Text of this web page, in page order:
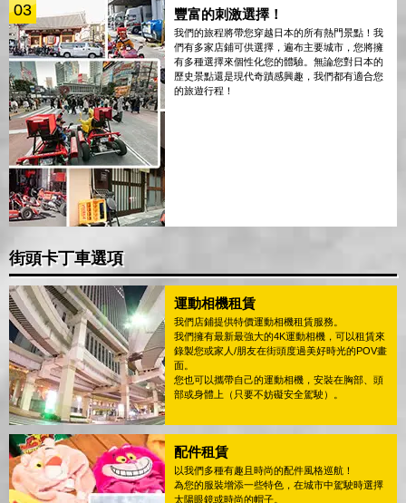
03 豐富的刺激選擇！
我們的旅程將帶您穿越日本的所有熱門景點！我
們有多家店鋪可供選擇，遍布主要城市，您將擁
有多種選擇來個性化您的體驗。無論您對日本的
歷史景點還是現代奇蹟感興趣，我們都有適合您
的旅遊行程！
街頭卡丁車選項
運動相機租賃
我們店鋪提供特價運動相機租賃服務。
我們擁有最新最強大的4K運動相機，可以租賃來
錄製您或家人/朋友在街頭度過美好時光的POV畫
面。
您也可以攜帶自己的運動相機，安裝在胸部、頭
部或身體上（只要不妨礙安全駕駛）。
配件租賃
以我們多種有趣且時尚的配件風格巡航！
為您的服裝增添一些特色，在城市中駕駛時選擇
太陽眼鏡或時尚的帽子。